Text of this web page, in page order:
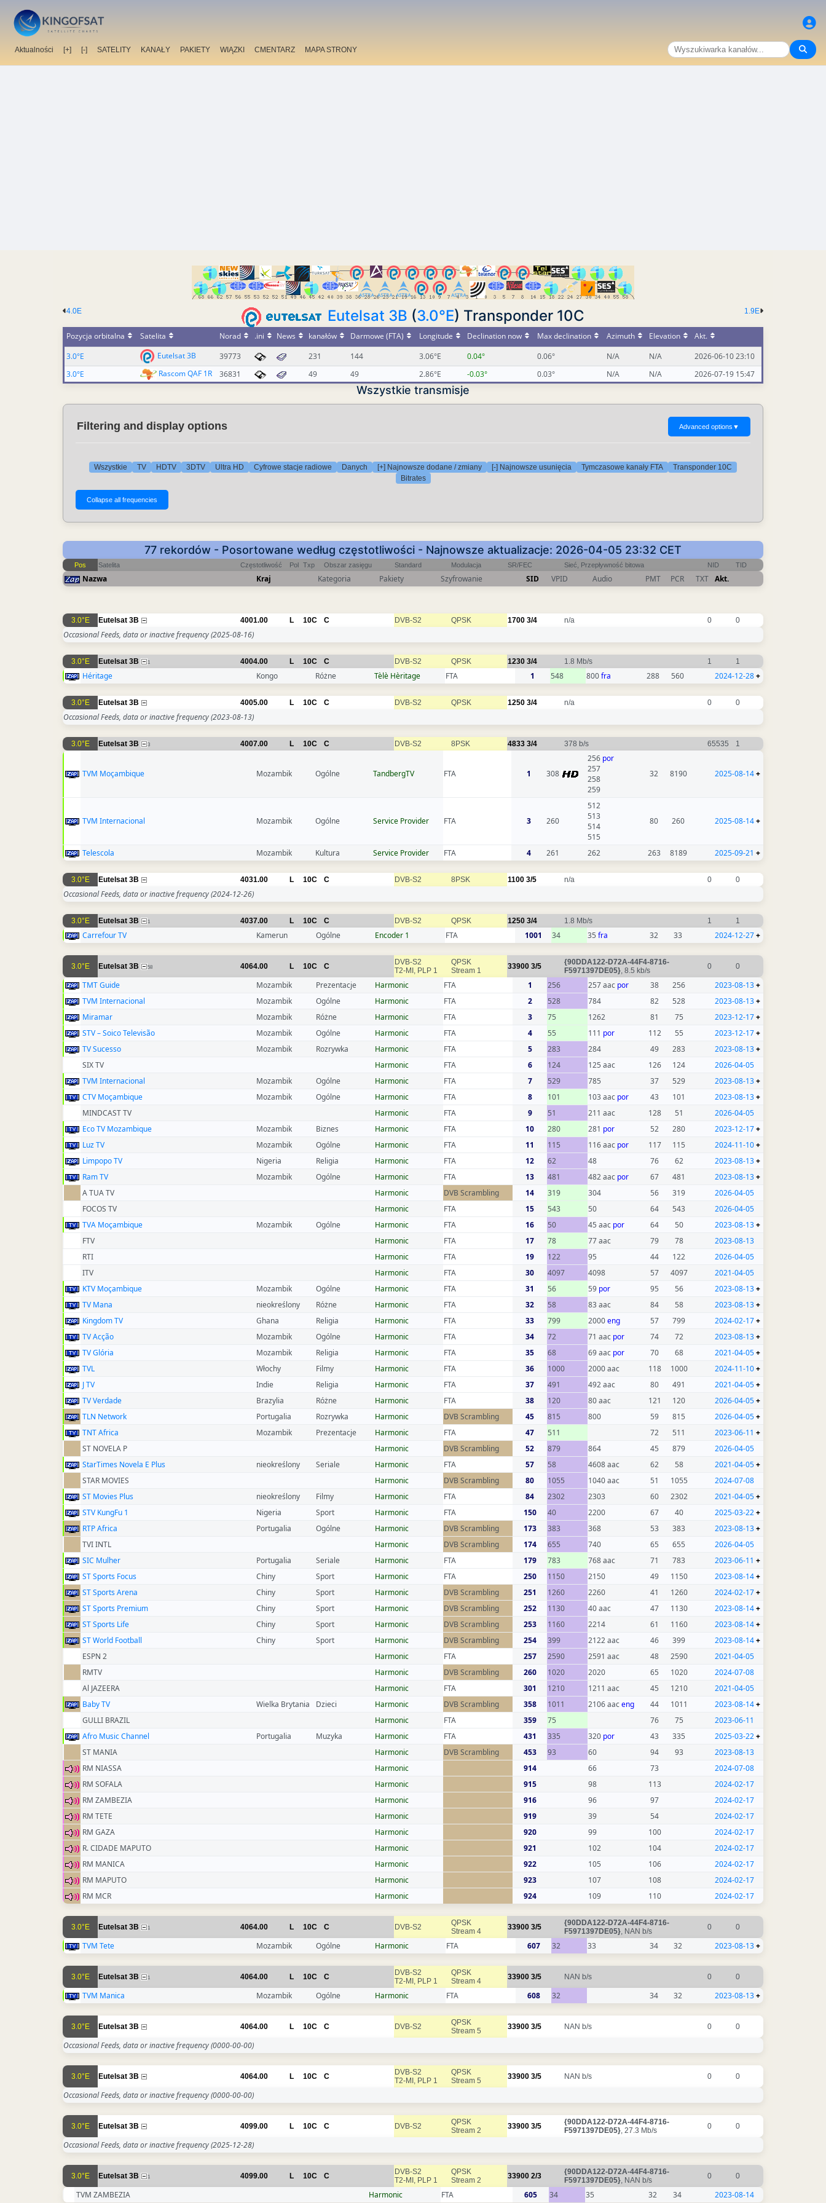
Aktualności [+] [-] SATELITY KANAŁY PAKIETY WIĄZKI CMENTARZ MAPA STRONY
1.9E
4.0E Eutelsat 3B (3.0°E) Transponder 10C
Pozycja orbitalna Satelita Norad .ini News kanałów Darmowe (FTA) Longitude Declination now Max declination Azimuth Elevation
Akt.
3.0°E
Eutelsat 3B 39773 231 144 3.06°E 0.04° 0.06° N/A N/A
2026-06-10 23:10
3.0°E
Rascom QAF 1R 36831 49 49 2.86°E -0.03° 0.03° N/A N/A 2026-07-19 15:47
Wszystkie transmisje
Filtering and display options Advanced options ▼
Wszystkie TV HDTV 3DTV Ultra HD Cyfrowe stacje radiowe Danych [+] Najnowsze dodane / zmiany [-] Najnowsze usunięcia Tymczasowe kanały FTA
Transponder 10C
Bitrates
77 rekordów - Posortowane według częstotliwości - Najnowsze aktualizacje: 2026-04-05 23:32 CET
Pos Satelita Częstotliwość Pol Txp Obszar zasięgu Standard Modulacja SR/FEC Sieć, Przepływność bitowa NID TID
Nazwa Kraj Kategoria Pakiety Szyfrowanie SID VPID Audio PMT PCR TXT Akt.
3.0°E Eutelsat 3B 4001.00 L 10C C DVB-S2 QPSK 1700 3/4 n/a 0 0
Occasional Feeds, data or inactive frequency(2025-08-16)
3.0°E Eutelsat 3B 1 4004.00 L 10C C DVB-S2 QPSK 1230 3/4 1.8 Mb/s 1 1
Héritage Kongo Różne Tèlè Hèritage FTA 1 548 800fra 288 560 2024-12-28+
3.0°E Eutelsat 3B 4005.00 L 10C C DVB-S2 QPSK 1250 3/4 n/a 0 0
Occasional Feeds, data or inactive frequency(2023-08-13)
3.0°E Eutelsat 3B 3 4007.00 L 10C C DVB-S2 8PSK 4833 3/4 378 b/s 65535 1
TVM Moçambique Mozambik Ogólne TandbergTV FTA 1 308
256 por
257
258
259
32 8190 2025-08-14+
TVM Internacional Mozambik Ogólne Service Provider FTA 3 260
512
513
514
515
80 260 2025-08-14+
Telescola Mozambik Kultura Service Provider FTA 4 261 262 263 8189 2025-09-21 +
3.0°E Eutelsat 3B 4031.00 L 10C C DVB-S2 8PSK 1100 3/5 n/a 0 0
Occasional Feeds, data or inactive frequency(2024-12-26)
3.0°E Eutelsat 3B 1 4037.00 L 10C C DVB-S2 QPSK 1250 3/4 1.8 Mb/s 1 1
Carrefour TV Kamerun Ogólne Encoder 1 FTA 1001 34 35 fra 32 33 2024-12-27+
3.0°E Eutelsat 3B 58 4064.00 L 10C C
DVB-S2
T2-MI, PLP 1
QPSK
Stream 1
33900 3/5
{90DDA122-D72A-44F4-8716-
F5971397DE05} , 8.5 kb/s 0 0
TMT Guide Mozambik Prezentacje Harmonic FTA 1 256 257 aac por 38 256 2023-08-13+
TVM Internacional
Mozambik Ogólne Harmonic FTA 2 528 784 82 528 2023-08-13+
Miramar
Mozambik Różne Harmonic FTA 3 75 1262 81 75 2023-12-17+
STV – Soico Televisão
Mozambik Ogólne Harmonic FTA 4 55 111 por 112 55 2023-12-17+
TV Sucesso
Mozambik Rozrywka Harmonic FTA 5 283 284 49 283 2023-08-13+
SIX TV
Harmonic FTA 6 124 125 aac 126 124
2026-04-05
TVM Internacional
Mozambik Ogólne Harmonic FTA 7 529 785 37 529 2023-08-13+
CTV Moçambique
Mozambik Ogólne Harmonic FTA 8 101 103 aac por 43 101 2023-08-13+
MINDCAST TV
Harmonic FTA 9 51 211 aac 128 51
2026-04-05
Eco TV Mozambique
Mozambik Biznes Harmonic FTA 10 280 281 por 52 280 2023-12-17+
Luz TV
Mozambik Ogólne Harmonic FTA 11 115 116 aac por 117 115 2024-11-10+
Limpopo TV
Nigeria Religia Harmonic FTA 12 62 48 76 62 2023-08-13+
Ram TV
Mozambik Ogólne Harmonic FTA 13 481 482 aac por 67 481 2023-08-13+
A TUA TV
Harmonic DVB Scrambling 14 319 304 56 319
2026-04-05
FOCOS TV
Harmonic FTA 15 543 50 64 543
2026-04-05
TVA Moçambique
Mozambik Ogólne Harmonic FTA 16 50 45 aac por 64 50 2023-08-13+
FTV
Harmonic FTA 17 78 77 aac 79 78
2023-08-13
RTI
Harmonic FTA 19 122 95 44 122
2026-04-05
ITV
Harmonic FTA 30 4097 4098 57 4097
2021-04-05
KTV Moçambique
Mozambik Ogólne Harmonic FTA 31 56 59 por 95 56 2023-08-13+
TV Mana
nieokreślony Różne Harmonic FTA 32 58 83 aac 84 58 2023-08-13+
Kingdom TV
Ghana Religia Harmonic FTA 33 799 2000eng 57 799 2024-02-17+
TV Acção
Mozambik Ogólne Harmonic FTA 34 72 71 aac por 74 72 2023-08-13+
TV Glória
Mozambik Religia Harmonic FTA 35 68 69 aac por 70 68 2021-04-05+
TVL
Włochy Filmy Harmonic FTA 36 1000 2000 aac 118 1000 2024-11-10+
J TV
Indie Religia Harmonic FTA 37 491 492 aac 80 491 2021-04-05+
TV Verdade
Brazylia Różne Harmonic FTA 38 120 80 aac 121 120 2026-04-05+
TLN Network
Portugalia Rozrywka Harmonic DVB Scrambling 45 815 800 59 815 2026-04-05+
TNT Africa
Mozambik Prezentacje Harmonic FTA 47 511 72 511 2023-06-11 +
ST NOVELA P
Harmonic DVB Scrambling 52 879 864 45 879
2026-04-05
StarTimes Novela E Plus
nieokreślony Seriale Harmonic FTA 57 58 4608 aac 62 58 2021-04-05+
STAR MOVIES
Harmonic DVB Scrambling 80 1055 1040 aac 51 1055
2024-07-08
ST Movies Plus
nieokreślony Filmy Harmonic FTA 84 2302 2303 60 2302 2021-04-05+
STV KungFu 1
Nigeria Sport Harmonic FTA 150 40 2200 67 40 2025-03-22+
RTP Africa
Portugalia Ogólne Harmonic DVB Scrambling 173 383 368 53 383 2023-08-13+
TVI INTL
Harmonic DVB Scrambling 174 655 740 65 655
2026-04-05
SIC Mulher
Portugalia Seriale Harmonic FTA 179 783 768 aac 71 783 2023-06-11 +
ST Sports Focus
Chiny Sport Harmonic FTA 250 1150 2150 49 1150 2023-08-14+
ST Sports Arena
Chiny Sport Harmonic DVB Scrambling 251 1260 2260 41 1260 2024-02-17+
ST Sports Premium
Chiny Sport Harmonic DVB Scrambling 252 1130 40 aac 47 1130 2023-08-14+
ST Sports Life
Chiny Sport Harmonic DVB Scrambling 253 1160 2214 61 1160 2023-08-14+
ST World Football
Chiny Sport Harmonic DVB Scrambling 254 399 2122 aac 46 399 2023-08-14+
ESPN 2
Harmonic FTA 257 2590 2591 aac 48 2590
2021-04-05
RMTV
Harmonic DVB Scrambling 260 1020 2020 65 1020
2024-07-08
Al JAZEERA
Harmonic FTA 301 1210 1211 aac 45 1210
2021-04-05
Baby TV
Wielka Brytania Dzieci Harmonic DVB Scrambling 358 1011 2106 aaceng 44 1011 2023-08-14+
GULLI BRAZIL
Harmonic FTA 359 75 76 75
2023-06-11
Afro Music Channel
Portugalia Muzyka Harmonic FTA 431 335 320 por 43 335 2025-03-22+
ST MANIA
Harmonic DVB Scrambling 453 93 60 94 93
2023-08-13
RM NIASSA
Harmonic 914 66 73
2024-07-08
RM SOFALA
Harmonic 915 98 113
2024-02-17
RM ZAMBEZIA
Harmonic 916 96 97
2024-02-17
RM TETE
Harmonic 919 39 54
2024-02-17
RM GAZA
Harmonic 920 99 100
2024-02-17
R. CIDADE MAPUTO
Harmonic 921 102 104
2024-02-17
RM MANICA
Harmonic 922 105 106
2024-02-17
RM MAPUTO
Harmonic 923 107 108
2024-02-17
RM MCR
Harmonic 924 109 110 2024-02-17
3.0°E Eutelsat 3B 1 4064.00 L 10C C DVB-S2
QPSK
Stream 4
33900 3/5
{90DDA122-D72A-44F4-8716-
F5971397DE05} , NAN b/s 0 0
TVM Tete Mozambik Ogólne Harmonic FTA 607 32 33 34 32 2023-08-13+
3.0°E Eutelsat 3B 1 4064.00 L 10C C
DVB-S2
T2-MI, PLP 1
QPSK
Stream 4
33900 3/5 NAN b/s 0 0
TVM Manica Mozambik Ogólne Harmonic FTA 608 32 34 32 2023-08-13+
3.0°E Eutelsat 3B 4064.00 L 10C C DVB-S2
QPSK
Stream 5
33900 3/5 NAN b/s 0 0
Occasional Feeds, data or inactive frequency(0000-00-00)
3.0°E Eutelsat 3B 4064.00 L 10C C
DVB-S2
T2-MI, PLP 1
QPSK
Stream 5
33900 3/5 NAN b/s 0 0
Occasional Feeds, data or inactive frequency(0000-00-00)
3.0°E Eutelsat 3B 4099.00 L 10C C DVB-S2
QPSK
Stream 2
33900 3/5
{90DDA122-D72A-44F4-8716-
F5971397DE05} , 27.3 Mb/s 0 0
Occasional Feeds, data or inactive frequency(2025-12-28)
3.0°E Eutelsat 3B 1 4099.00 L 10C C
DVB-S2
T2-MI, PLP 1
QPSK
Stream 2
33900 2/3
{90DDA122-D72A-44F4-8716-
F5971397DE05} , NAN b/s 0 0
TVM ZAMBEZIA Harmonic FTA 605 34 35 32 34 2023-08-14